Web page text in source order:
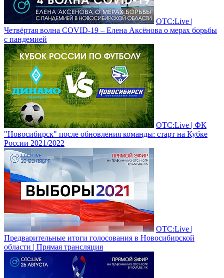
ОТС:Live |
Четвёртая волна COVID-19 – Елена Аксёнова о мерах борьбы
с пандемией
ОТС:Live | ФК
"Новосибирск" после обновления команды: старт на Кубке
России 2021/2022
ОТС:Live |
Предварительные итоги голосования в Новосибирской
области | Прямая трансляция